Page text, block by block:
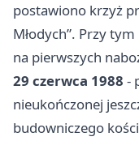
postawiono krzyż
Młodych”. Przy
na pierwszych
29 czerwca 1988 -
nieukończonej
budowniczego